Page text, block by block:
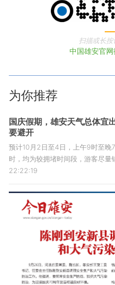
扫描或长按
中国雄安官
为你推荐
国庆假期，雄安天气总体宜
要避开
预计10月2日至4日，上午9时至晚
时，均为较拥堵时间段，游客尽量
22:22:19